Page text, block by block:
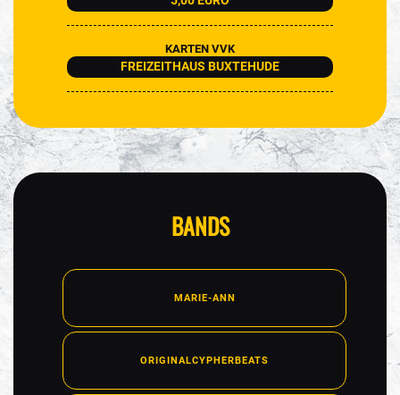
KARTEN VVK
FREIZEITHAUS BUXTEHUDE
BANDS
MARIE-ANN
ORIGINALCYPHERBEATS